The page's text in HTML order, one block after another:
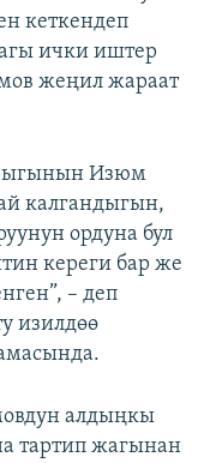
кеткендеп
ички иштер
жеңил жараат
Изюм
калгандыгын,
ордуна бул
кереги бар же
– деп
изилдөө
алдыңкы
тартип жагынан